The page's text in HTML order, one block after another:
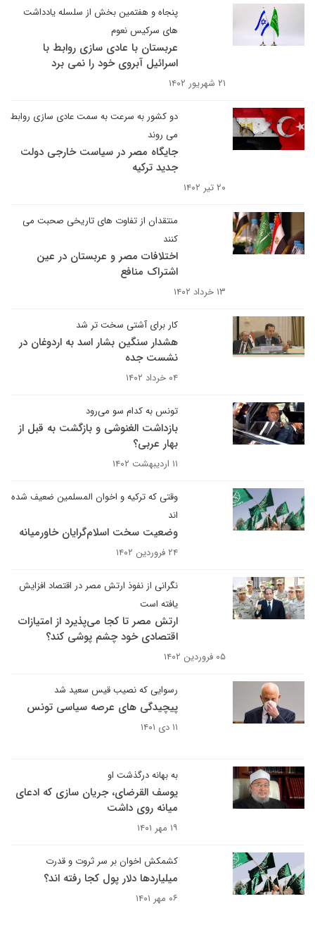
پنجاه و هفتمین بخش از سلسله یادداشت
های سرکیس نعوم
عربستان با عادی سازی روابط با
اسرائیل آبروی خود را نمی برد
۲۱ شهریور ۱۴۰۲
دو کشور به سرعت به سمت عادی سازی روابط
می روند
جایگاه مصر در سیاست خارجی دولت
جدید ترکیه
۲۰ تیر ۱۴۰۲
منتقدان از تفاوت های تاریخی صحبت می
کنند
اختلافات مصر و عربستان در عین
اشتراک منافع
۱۳ خرداد ۱۴۰۲
کار برای آشتی سخت تر شد
هشدار سنگین بشار اسد به اردوغان در
نشست جده
۰۴ خرداد ۱۴۰۲
تونس به کدام سو می‌رود
بازداشت الغنوشی و بازگشت به قبل از
بهار عربی؟
۱۱ اردیبهشت ۱۴۰۲
وقتی که ترکیه و اخوان المسلمین ضعیف شده
اند
وضعیت سخت اسلام‌گرایان خاورمیانه
۲۴ فروردین ۱۴۰۲
نگرانی از نفوذ ارتش مصر در اقتصاد افزایش
یافته است
ارتش مصر تا کجا می‌پذیرد از امتیازات
اقتصادی خود چشم پوشی کند؟
۰۵ فروردین ۱۴۰۲
رسوایی که نصیب قیس سعید شد
پیچیدگی های عرصه سیاسی تونس
۱۱ دی ۱۴۰۱
به بهانه درگذشت او
یوسف القرضای، جریان سازی که ادعای
میانه روی داشت
۱۹ مهر ۱۴۰۱
کشمکش اخوان بر سر ثروت و قدرت
میلیاردها دلار پول کجا رفته اند؟
۰۶ مهر ۱۴۰۱